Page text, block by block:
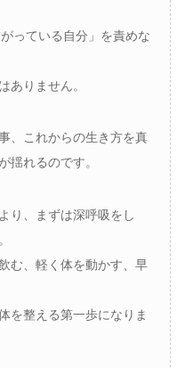
っている自分」を責めな
ありません。
、これからの生き方を真
揺れるのです。
り、まずは深呼吸をし
む、軽く体を動かす、早
を整える第一歩になりま